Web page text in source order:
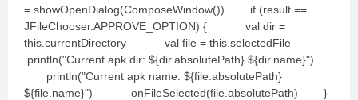
= showOpenDialog(ComposeWindow()) if (result ==
JFileChooser.APPROVE_OPTION) { val dir =
this.currentDirectory val file = this.selectedFile
println("Current apk dir: ${dir.absolutePath} ${dir.name}")
println("Current apk name: ${file.absolutePath}
${file.name}") onFileSelected(file.absolutePath) }